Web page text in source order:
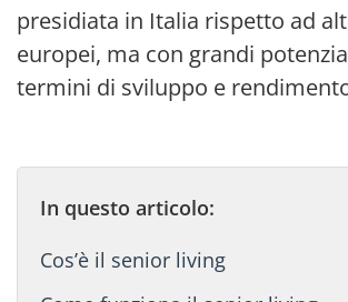
presidiata in Italia rispetto ad
europei, ma con grandi
termini di sviluppo e
In questo articolo:
Cos’è il senior living